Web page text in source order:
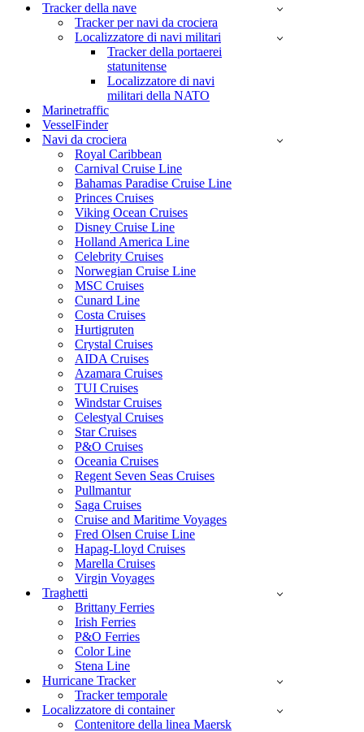
navigazioneTracker della nave
Tracker per navi da crociera
Localizzatore di navi militari
Tracker della portaerei
statunitense
Localizzatore di navi
militari della NATO
Marinetraffic
VesselFinder
Navi da crociera
Royal Caribbean
Carnival Cruise Line
Bahamas Paradise Cruise Line
Princes Cruises
Viking Ocean Cruises
Disney Cruise Line
Holland America Line
Celebrity Cruises
Norwegian Cruise Line
MSC Cruises
Cunard Line
Costa Cruises
Hurtigruten
Crystal Cruises
AIDA Cruises
Azamara Cruises
TUI Cruises
Windstar Cruises
Celestyal Cruises
Star Cruises
P&O Cruises
Oceania Cruises
Regent Seven Seas Cruises
Pullmantur
Saga Cruises
Cruise and Maritime Voyages
Fred Olsen Cruise Line
Hapag-Lloyd Cruises
Marella Cruises
Virgin Voyages
Traghetti
Brittany Ferries
Irish Ferries
P&O Ferries
Color Line
Stena Line
Hurricane Tracker
Tracker temporale
Localizzatore di container
Contenitore della linea Maersk